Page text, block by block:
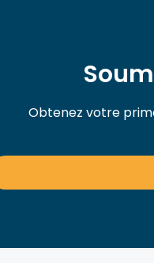
Obtenez votre